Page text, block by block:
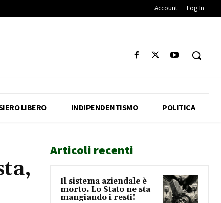
Account Log In
LIBERO INDIPENDENTISMO POLITICA
Articoli recenti
Il sistema aziendale è
morto. Lo Stato ne sta
mangiando i resti!